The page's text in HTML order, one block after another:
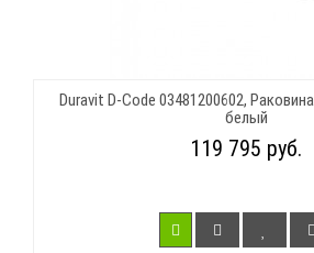
Duravit D-Code 03481200602,
белый
119 795 руб.